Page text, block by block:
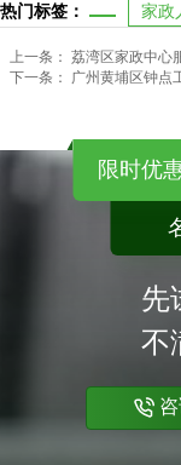
热门标签： 家政
上一条： 荔湾区家政中心
下一条：
广州黄埔区钟点
限时优
先
不